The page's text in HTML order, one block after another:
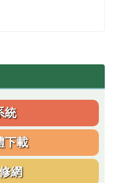
統
下載
網